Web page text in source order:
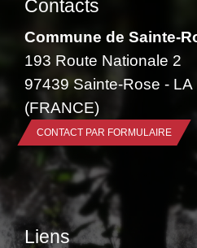
Contacts
Commune de Sainte-
193 Route Nationale 2
97439 Sainte-Rose - LA
(FRANCE)
CONTACT PAR FORMULAIRE
Liens